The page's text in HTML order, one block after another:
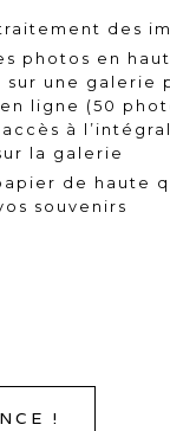
des
photos en
sur une galerie
ligne (50
accès à
la galerie
de haute
souvenirs
!